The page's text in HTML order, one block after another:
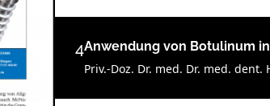
4Anwendung von Botulinum
Priv.-Doz. Dr. med. Dr. med.